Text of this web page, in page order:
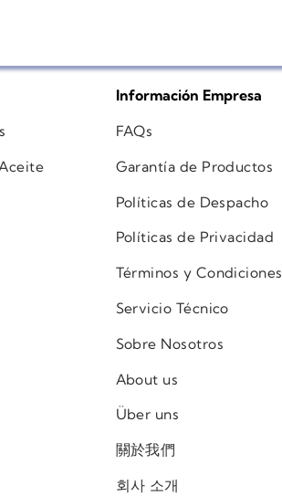
Información Empresa
FAQs
Garantía de Productos
Políticas de Despacho
Políticas de Privacidad
Términos y Condiciones
Servicio Técnico
Sobre Nosotros
About us
Über uns
關於我們
회사 소개